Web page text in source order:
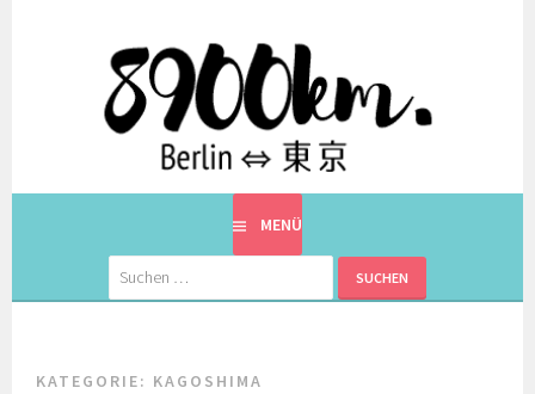
8900KM. BERLIN ⇔ 東京
EINE BERLINERIN IN JAPAN. MIT EINEM JAPANER.
MENÜ
Suchen
nach:
KATEGORIE: KAGOSHIMA